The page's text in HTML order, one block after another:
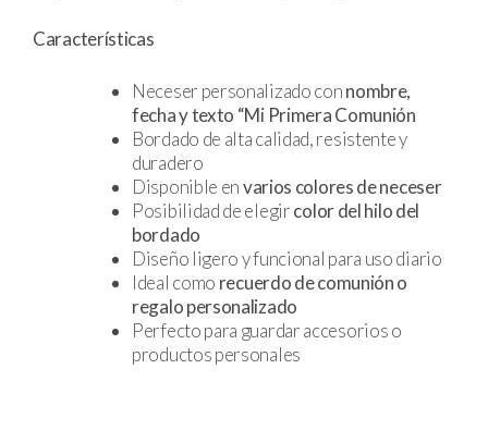
Características
Neceser personalizado connombre,
fecha y texto “Mi Primera Comunión
Bordado de alta calidad, resistente y
duradero
Disponible envarios colores de neceser
Posibilidad de elegircolor del hilo del
bordado
Diseño ligero y funcional para uso diario
Ideal como recuerdo de comunión o
regalo personalizado
Perfecto para guardar accesorios o
productos personales